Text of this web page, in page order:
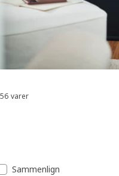
Sorter og filtrer
56 varer
Resultatliste
Sammenlign